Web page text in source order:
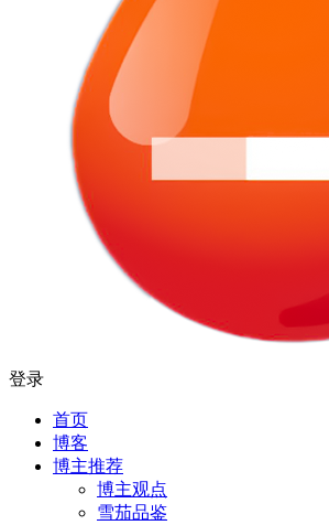
登录
首页
博客
博主推荐
博主观点
雪茄品鉴